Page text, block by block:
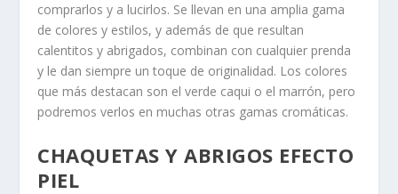
comprarlos y a lucirlos. Se llevan en una amplia gama
de colores y estilos, y además de que resultan
calentitos y abrigados, combinan con cualquier prenda
y le dan siempre un toque de originalidad. Los colores
que más destacan son el verde caqui o el marrón, pero
podremos verlos en muchas otras gamas cromáticas.
CHAQUETAS Y ABRIGOS EFECTO
PIEL